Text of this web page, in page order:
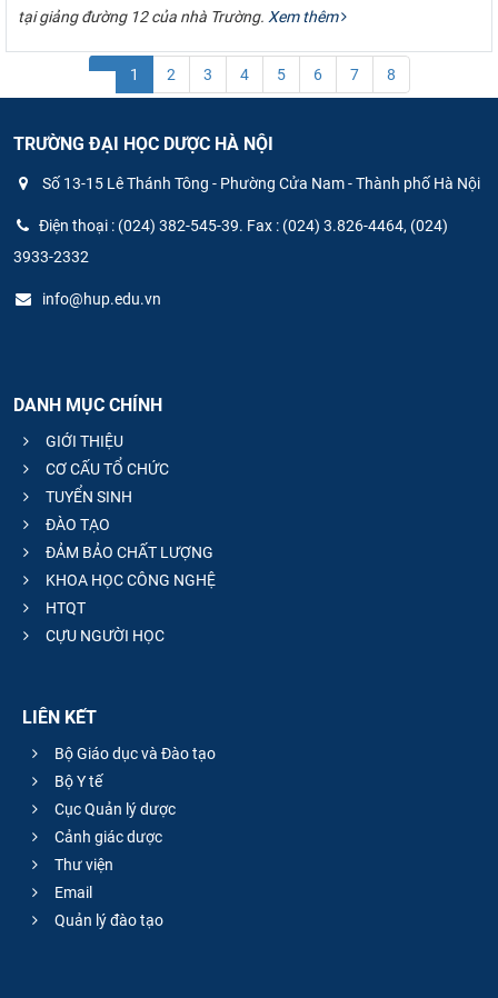
tại giảng đường 12 của nhà Trường. Xem thêm
1 2 3 4 5 6 7 8
TRƯỜNG ĐẠI HỌC DƯỢC HÀ NỘI
Số 13-15 Lê Thánh Tông - Phường Cửa Nam - Thành phố Hà Nội
Điện thoại : (024) 382-545-39. Fax : (024) 3.826-4464, (024)
3933-2332
info@hup.edu.vn
DANH MỤC CHÍNH
GIỚI THIỆU
CƠ CẤU TỔ CHỨC
TUYỂN SINH
ĐÀO TẠO
ĐẢM BẢO CHẤT LƯỢNG
KHOA HỌC CÔNG NGHỆ
HTQT
CỰU NGƯỜI HỌC
LIÊN KẾT
Bộ Giáo dục và Đào tạo
Bộ Y tế
Cục Quản lý dược
Cảnh giác dược
Thư viện
Email
Quản lý đào tạo